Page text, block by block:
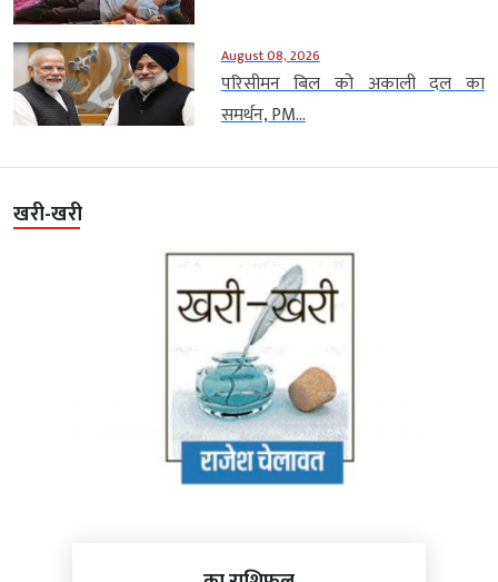
August 08, 2026
परिसीमन बिल को अकाली दल का
समर्थन, PM...
खरी-खरी